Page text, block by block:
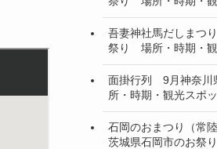
吾妻神社馬だしまつ
祭り 場所・時期・
面掛行列 9月神奈
所・時期・観光スポ
石岡のおまつり（常
茨城県石岡市のお祭